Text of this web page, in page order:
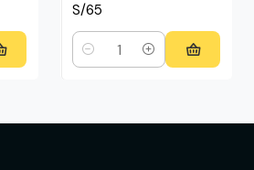
S/65
Cantidad